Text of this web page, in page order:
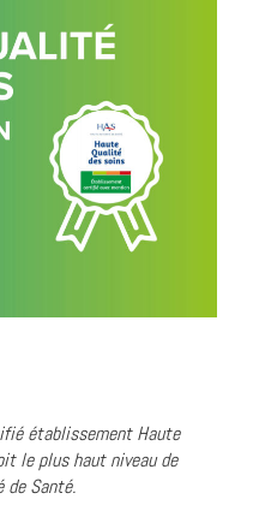
établissement Haute
le plus haut niveau de
Santé.